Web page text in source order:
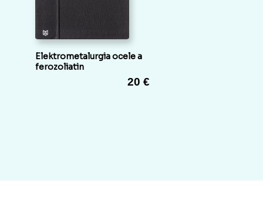
Elektrometalurgia ocele a
ferozoliatin
20 €